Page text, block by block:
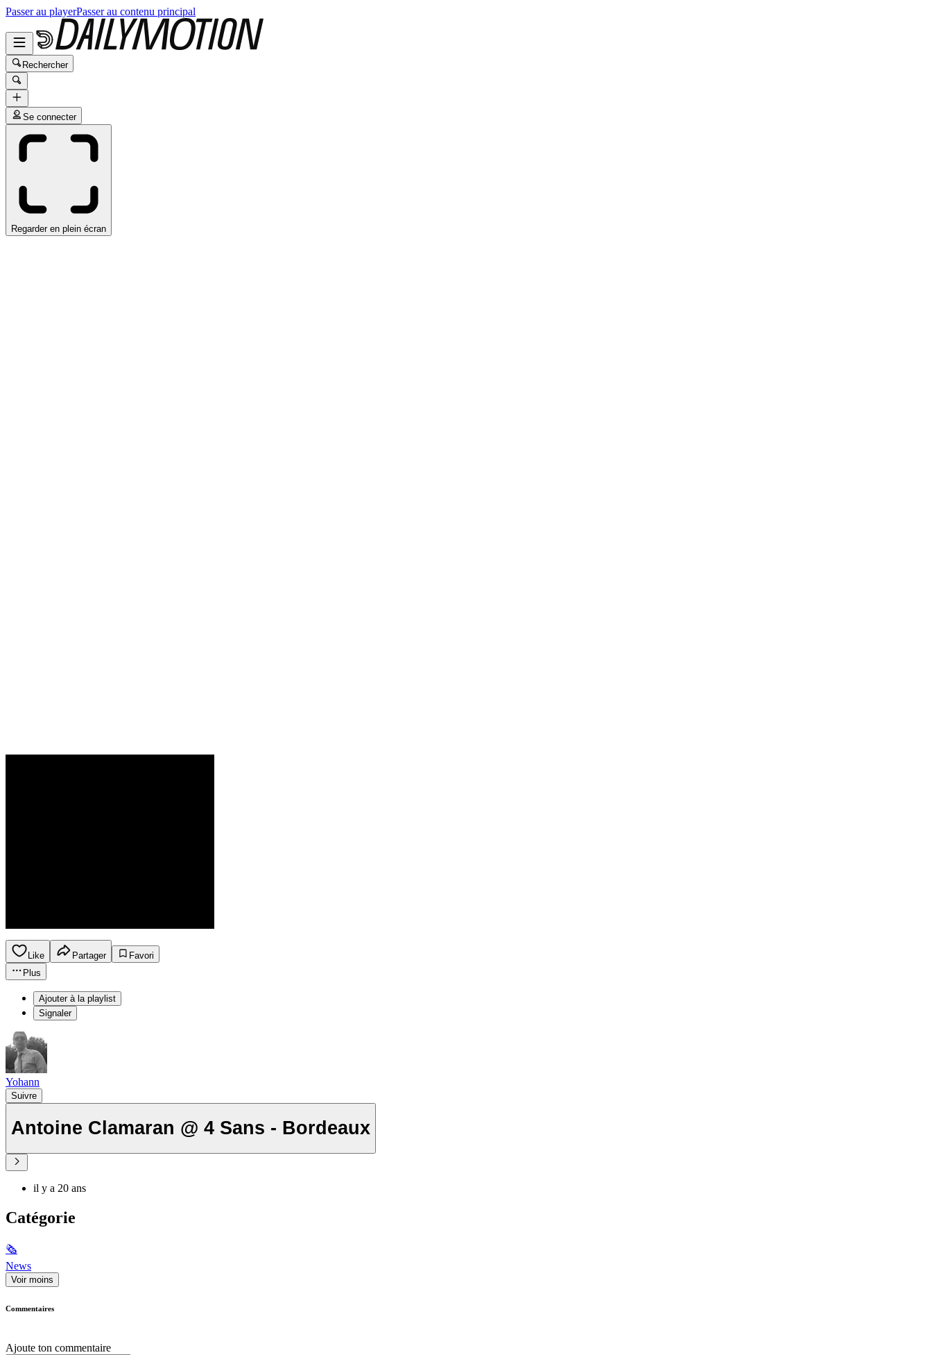
Passer au playerPasser au contenu principal
Rechercher
Se connecter
Regarder en plein écran
Like Partager
Favori
Plus
Ajouter à la playlist
Signaler
Yohann
Suivre
Antoine Clamaran @ 4 Sans - Bordeaux
il y a 20 ans
Catégorie
🗞
News
Voir moins
Commentaires
Ajoute ton commentaire